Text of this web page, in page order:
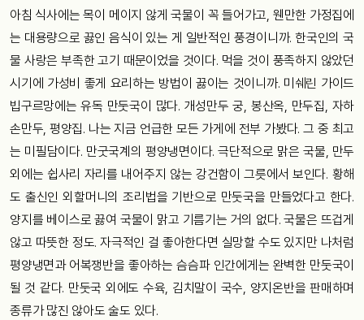
아침 식사에는 목이 메이지 않게 국물이 꼭 들어가고, 웬만한 가정집에
는 대용량으로 끓인 음식이 있는 게 일반적인 풍경이니까. 한국인의 국
물 사랑은 부족한 고기 때문이었을 것이다. 먹을 것이 풍족하지 않았던
시기에 가성비 좋게 요리하는 방법이 끓이는 것이니까. 미쉐린 가이드
빕구르망에는 유독 만둣국이 많다. 개성만두 궁, 봉산옥, 만두집, 자하
손만두, 평양집. 나는 지금 언급한 모든 가게에 전부 가봤다. 그 중 최고
는 미필담이다. 만굿국계의 평양냉면이다. 극단적으로 맑은 국물, 만두
외에는 쉽사리 자리를 내어주지 않는 강건함이 그릇에서 보인다. 황해
도 출신인 외할머니의 조리법을 기반으로 만둣국을 만들었다고 한다.
양지를 베이스로 끓여 국물이 맑고 기름기는 거의 없다. 국물은 뜨겁게
않고 따뜻한 정도. 자극적인 걸 좋아한다면 실망할 수도 있지만 나처럼
평양냉면과 어복쟁반을 좋아하는 슴슴파 인간에게는 완벽한 만둣국이
될 것 같다. 만둣국 외에도 수육, 김치말이 국수, 양지온반을 판매하며
종류가 많진 않아도 술도 있다.